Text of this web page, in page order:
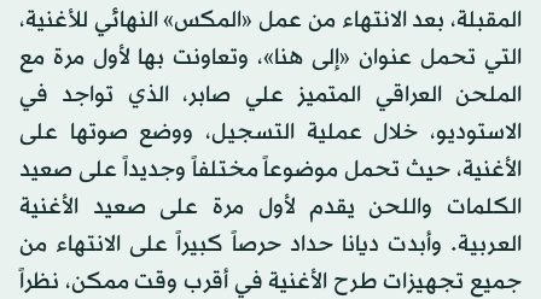
المقبلة، بعد الانتهاء من عمل «المكس» النهائي للأغنية،
التي تحمل عنوان «إلى هنا»، وتعاونت بها لأول مرة مع
الملحن العراقي المتميز علي صابر، الذي تواجد في
الاستوديو، خلال عملية التسجيل، ووضع صوتها على
الأغنية، حيث تحمل موضوعاً مختلفاً وجديداً على صعيد
الكلمات واللحن يقدم لأول مرة على صعيد الأغنية
العربية. وأبدت ديانا حداد حرصاً كبيراً على الانتهاء من
جميع تجهيزات طرح الأغنية في أقرب وقت ممكن، نظراً